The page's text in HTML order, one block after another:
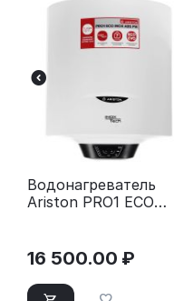
Водонагреватель
Ariston PRO1 ECO
16 500.00 ₽